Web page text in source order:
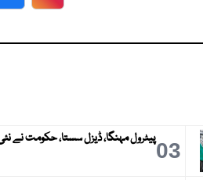
FacebookFacebook
03پیٹرول مہنگا، ڈیزل سستا، حکومت نے